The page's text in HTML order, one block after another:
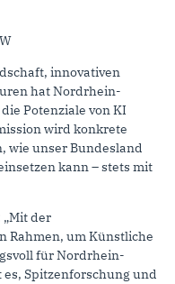
innovativen
hat Nordrhein-
Potenziale von KI
wird konkrete
wie unser Bundesland
kann – stets mit
der
Rahmen, um Künstliche
für Nordrhein-
Spitzenforschung und